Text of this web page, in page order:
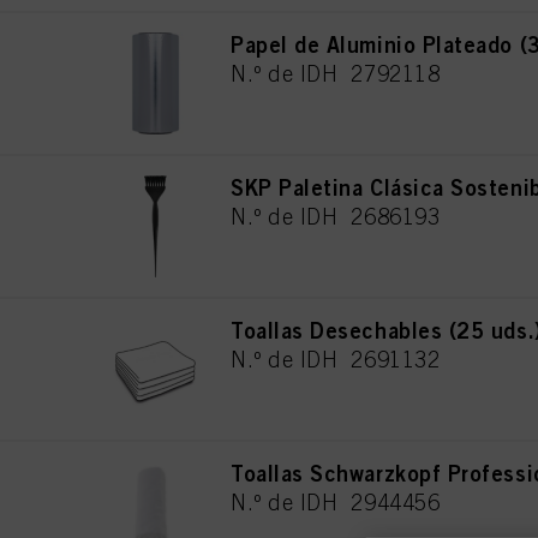
Papel de Aluminio Plateado
N.º de IDH 2792118
SKP Paletina Clásica
N.º de IDH 2686193
Toallas Desechables (25
N.º de IDH 2691132
Toallas Schwarzkopf
N.º de IDH 2944456